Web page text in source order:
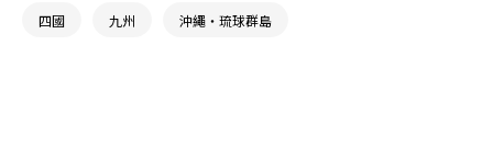
四國 九州 沖繩・琉球群島